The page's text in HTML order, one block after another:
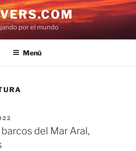
por el mundo
Menú
del Mar Aral,